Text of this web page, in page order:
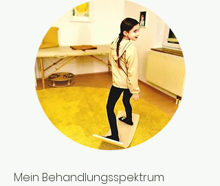
Mein Behandlungsspektrum